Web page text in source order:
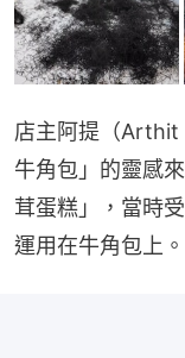
店主阿提（Arthit
牛角包」的靈感
茸蛋糕」，當時
運用在牛角包上。